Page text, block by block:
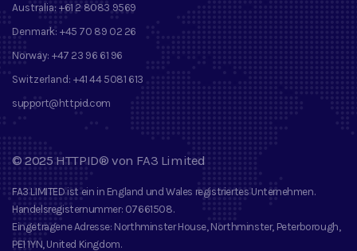
Australia: +61 2 8083 9569
Denmark: +45 70 89 02 26
Norway: +47 23 96 61 96
Switzerland: +41 44 5081 613
support@httpid.com
©2025 HTTPID®von FA3 Limited
FA3 LIMITEDist ein in England und Wales registriertes Unternehmen.
Handelsregisternummer: 07661508.
Eingetragene Adresse: Northminster House, Northminster, Peterborough,
PE1 1YN, United Kingdom.